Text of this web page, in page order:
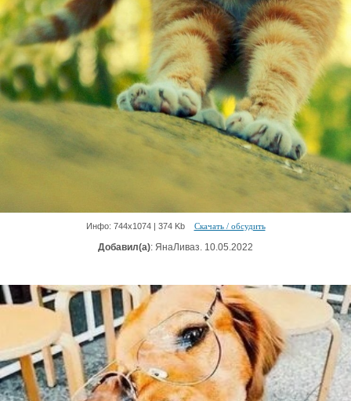
Инфо: 744х1074 | 374 Kb Скачать / обсудить
Добавил(а): ЯнаЛиваз. 10.05.2022